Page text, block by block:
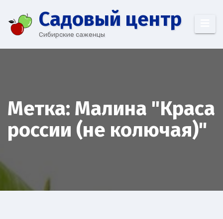
содержимому
Cадовый центр
Сибирские саженцы
Метка: Малина "Краса
россии (не колючая)"